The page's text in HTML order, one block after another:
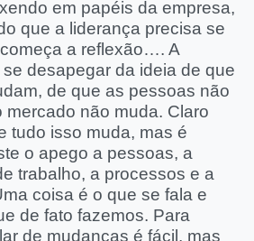
em papéis da empresa,
que a liderança precisa se
a reflexão…. A
se desapegar da ideia de que
de que as pessoas não
mercado não muda. Claro
tudo isso muda, mas é
o apego a pessoas, a
trabalho, a processos e a
coisa é o que se fala e
de fato fazemos. Para
de mudanças é fácil, mas